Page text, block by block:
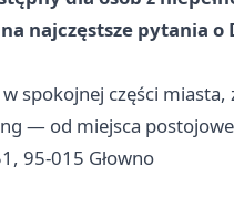
najczęstsze pytania o
w spokojnej części
— od miejsca
95-015 Głowno